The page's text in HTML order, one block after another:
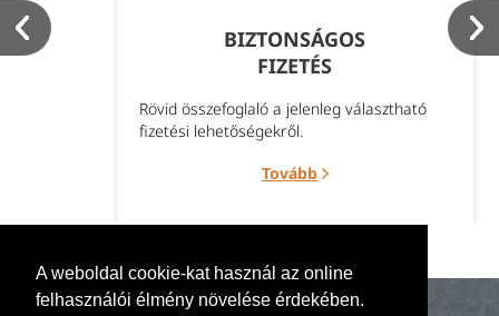
A weboldal cookie-kat használ az online
felhasználói élmény növelése érdekében.
BIZTONSÁGOS
FIZETÉS
Rövid összefoglaló a jelenleg választható
fizetési lehetőségekről.
Tovább